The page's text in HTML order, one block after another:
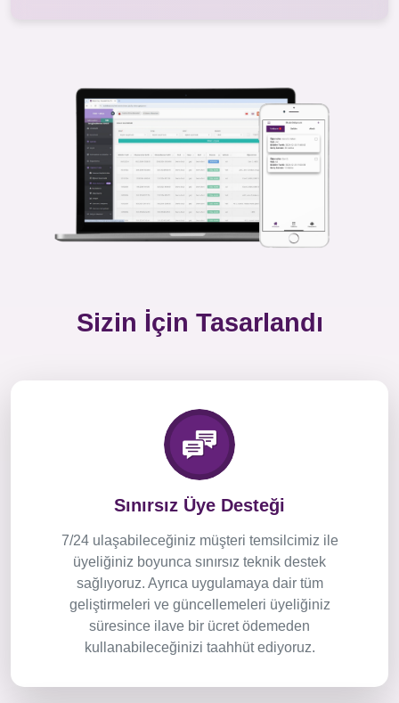
Sizin İçin Tasarlandı
Sınırsız Üye Desteği
7/24 ulaşabileceğiniz müşteri temsilcimiz ile
üyeliğiniz boyunca sınırsız teknik destek
sağlıyoruz. Ayrıca uygulamaya dair tüm
geliştirmeleri ve güncellemeleri üyeliğiniz
süresince ilave bir ücret ödemeden
kullanabileceğinizi taahhüt ediyoruz.